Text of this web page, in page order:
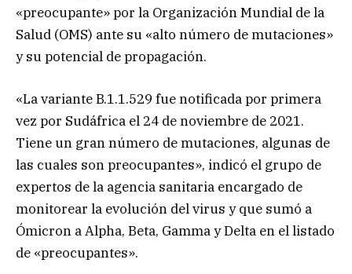
«preocupante» por la Organización Mundial de la
Salud (OMS) ante su «alto número de mutaciones»
y su potencial de propagación.
«La variante B.1.1.529 fue notificada por primera
vez por Sudáfrica el 24 de noviembre de 2021.
Tiene un gran número de mutaciones, algunas de
las cuales son preocupantes», indicó el grupo de
expertos de la agencia sanitaria encargado de
monitorear la evolución del virus y que sumó a
Ómicron a Alpha, Beta, Gamma y Delta en el listado
de «preocupantes».